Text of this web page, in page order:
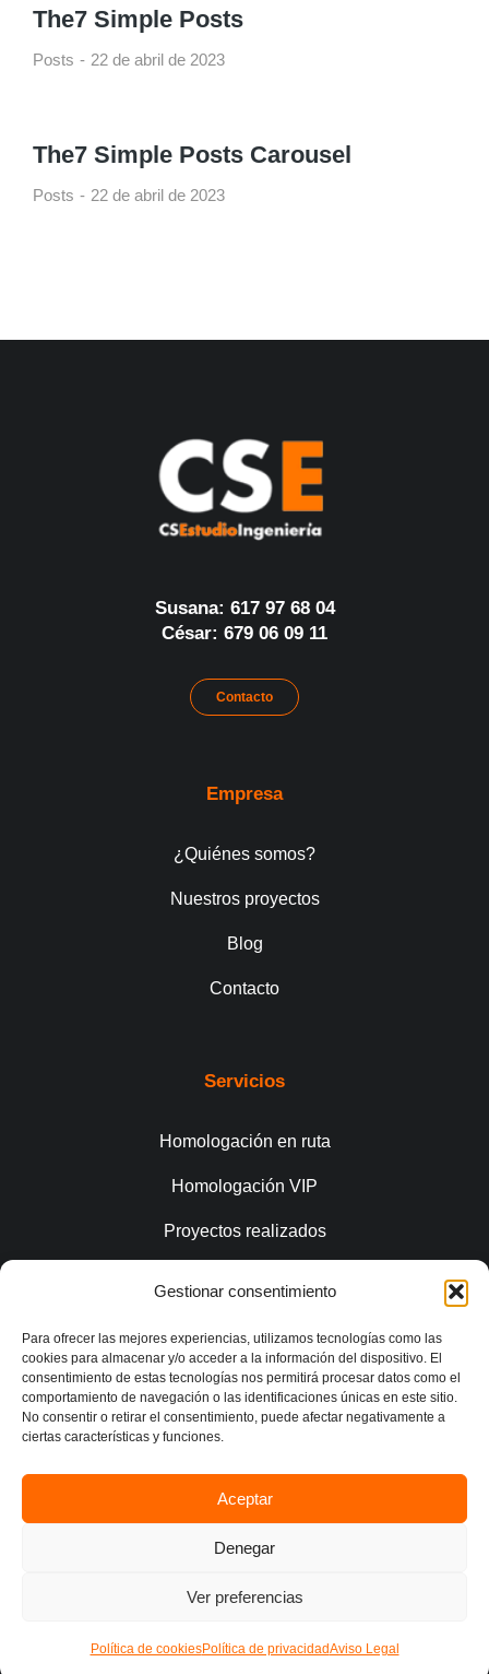
Gestionar consentimiento
Para ofrecer las mejores experiencias, utilizamos tecnologías como las
cookies para almacenar y/o acceder a la información del dispositivo. El
consentimiento de estas tecnologías nos permitirá procesar datos como el
comportamiento de navegación o las identificaciones únicas en este sitio.
No consentir o retirar el consentimiento, puede afectar negativamente a
ciertas características y funciones.
Aceptar
Denegar
Ver preferencias
Política de cookiesPolítica de privacidadAviso Legal
The7 Simple Posts
Posts 22 de abril de 2023
The7 Simple Posts Carousel
Posts 22 de abril de 2023
Susana: 617 97 68 04
César: 679 06 09 11
Contacto
Empresa
¿Quiénes somos?
Nuestros proyectos
Blog
Contacto
Servicios
Homologación en ruta
Homologación VIP
Proyectos realizados
Política de privacidad
Aviso legal